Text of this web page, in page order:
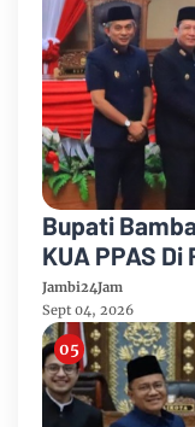
Bupati
KUA PPAS
Muarojambi
Jambi24Jam
Sept 04, 2026